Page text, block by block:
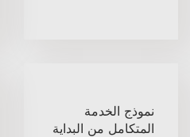
نموذج الخدمة
المتكامل من البداية